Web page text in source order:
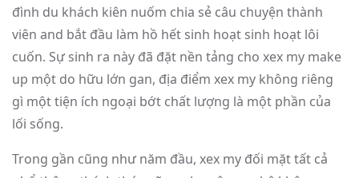
đình du khách kiên nuốm chia sẻ câu chuyện thành
viên and bắt đầu làm hồ hết sinh hoạt sinh hoạt lôi
cuốn. Sự sinh ra này đã đặt nền tảng cho xex my make
up một do hữu lớn gan, địa điểm xex my không riêng
gì một tiện ích ngoại bớt chất lượng là một phần của
lối sống.
Trong gần cũng như năm đầu, xex my đối mặt tất cả